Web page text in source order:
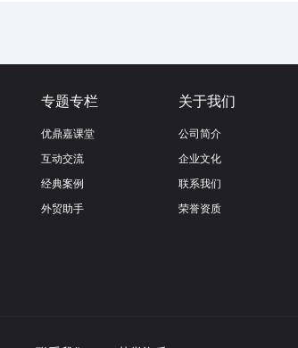
专题专栏
优鼎嘉课堂
互动交流
经典案例
外贸助手
关于我们
公司简介
企业文化
联系我们
荣誉资质